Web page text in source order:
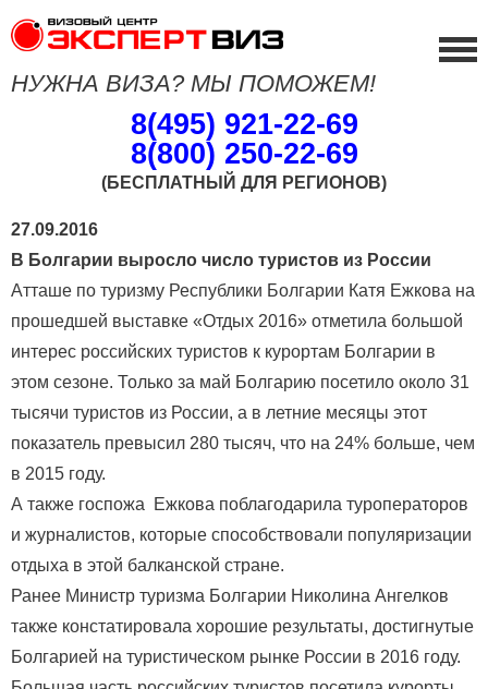
НУЖНА ВИЗА? МЫ ПОМОЖЕМ!
8(495) 921-22-69
8(800) 250-22-69
(БЕСПЛАТНЫЙ ДЛЯ РЕГИОНОВ)
27.09.2016
В Болгарии выросло число туристов из России
Атташе по туризму Республики Болгарии Катя Ежкова на
прошедшей выставке «Отдых 2016» отметила большой
интерес российских туристов к курортам Болгарии в
этом сезоне. Только за май Болгарию посетило около 31
тысячи туристов из России, а в летние месяцы этот
показатель превысил 280 тысяч, что на 24% больше, чем
в 2015 году.
А также госпожа Ежкова поблагодарила туроператоров
и журналистов, которые способствовали популяризации
отдыха в этой балканской стране.
Ранее Министр туризма Болгарии Николина Ангелков
также констатировала хорошие результаты, достигнутые
Болгарией на туристическом рынке России в 2016 году.